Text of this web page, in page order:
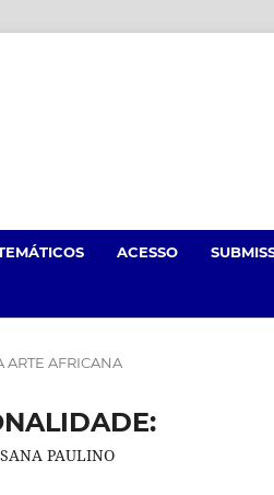
ACESSO
ARTE AFRICANA
PAULINO